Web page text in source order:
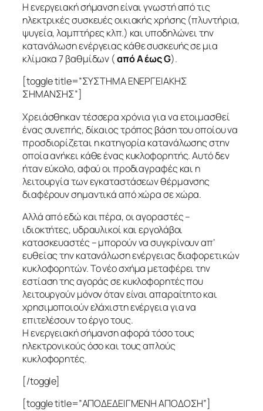
Η ενεργειακή σήμανση είναι γνωστή από τις
ηλεκτρικές συσκευές οικιακής χρήσης (πλυντήρια,
ψυγεία, λαμπτήρες κλπ.) και υποδηλώνει την
κατανάλωση ενέργειας κάθε συσκευής σε μια
κλίμακα 7 βαθμίδων (από Α έως G).
[toggle title=”ΣΥΣΤΗΜΑ ΕΝΕΡΓΕΙΑΚΗΣ
ΣΗΜΑΝΣΗΣ”]
Χρειάσθηκαν τέσσερα χρόνια για να ετοιμασθεί
ένας συνεπής, δίκαιος τρόπος βάση του οποίου να
προσδιορίζεται η κατηγορία κατανάλωσης στην
οποία ανήκει κάθε ένας κυκλοφορητής. Αυτό δεν
ήταν εύκολο, αφού οι προδιαγραφές και η
λειτουργία των εγκαταστάσεων θέρμανσης
διαφέρουν σημαντικά από χώρα σε χώρα.
Αλλά από εδώ και πέρα, οι αγοραστές –
ιδιοκτήτες, υδραυλικοί και εργολάβοι
κατασκευαστές – μπορούν να συγκρίνουν απ’
ευθείας την κατανάλωση ενέργειας διαφορετικών
κυκλοφορητών. Το νέο σχήμα μεταφέρει την
εστίαση της αγοράς σε κυκλοφορητές που
λειτουργούν μόνον όταν είναι απαραίτητο και
χρησιμοποιούν ελάχιστη ενέργεια για να
επιτελέσουν το έργο τους.
Η ενεργειακή σήμανση αφορά τόσο τους
ηλεκτρονικούς όσο και τους απλούς
κυκλοφορητές.
[/toggle]
[toggle title=”ΑΠΟΔΕΔΕΙΓΜΕΝΗ ΑΠΟΔΟΣΗ”]